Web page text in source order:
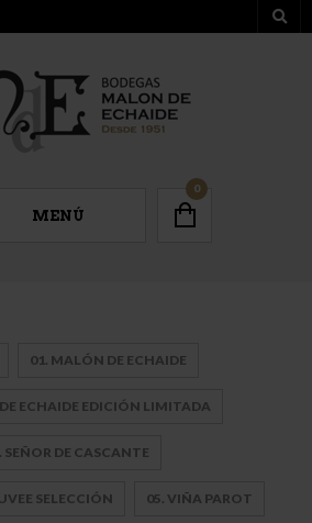
MENÚ
0
01. MALÓN DE ECHAIDE
ECHAIDE EDICIÓN LIMITADA
SEÑOR DE CASCANTE
SELECCIÓN 05. VIÑA PAROT